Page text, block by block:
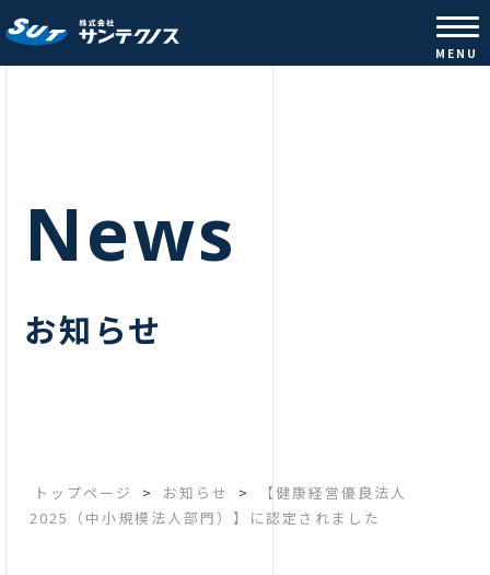
株式会社サンテクノス |コンクリ
MENU
News
お知らせ
トップページ > お知らせ >
【健康経営優良法人
2025（中小規模法人部門）】に認定されました